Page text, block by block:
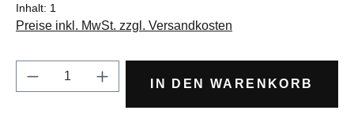
Inhalt: 1
Preise inkl. MwSt. zzgl. Versandkosten
Produkt Anzahl: Gib den gewünschten
IN DEN WARENKORB